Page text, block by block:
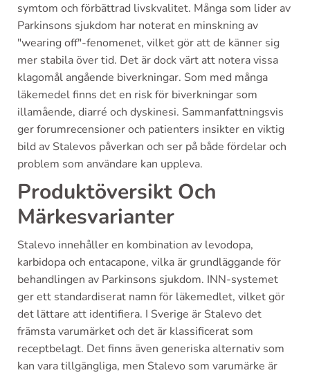
symtom och förbättrad livskvalitet. Många som lider av
Parkinsons sjukdom har noterat en minskning av
"wearing off"-fenomenet, vilket gör att de känner sig
mer stabila över tid. Det är dock värt att notera vissa
klagomål angående biverkningar. Som med många
läkemedel finns det en risk för biverkningar som
illamående, diarré och dyskinesi. Sammanfattningsvis
ger forumrecensioner och patienters insikter en viktig
bild av Stalevos påverkan och ser på både fördelar och
problem som användare kan uppleva.
Produktöversikt Och
Märkesvarianter
Stalevo innehåller en kombination av levodopa,
karbidopa och entacapone, vilka är grundläggande för
behandlingen av Parkinsons sjukdom. INN-systemet
ger ett standardiserat namn för läkemedlet, vilket gör
det lättare att identifiera. I Sverige är Stalevo det
främsta varumärket och det är klassificerat som
receptbelagt. Det finns även generiska alternativ som
kan vara tillgängliga, men Stalevo som varumärke är